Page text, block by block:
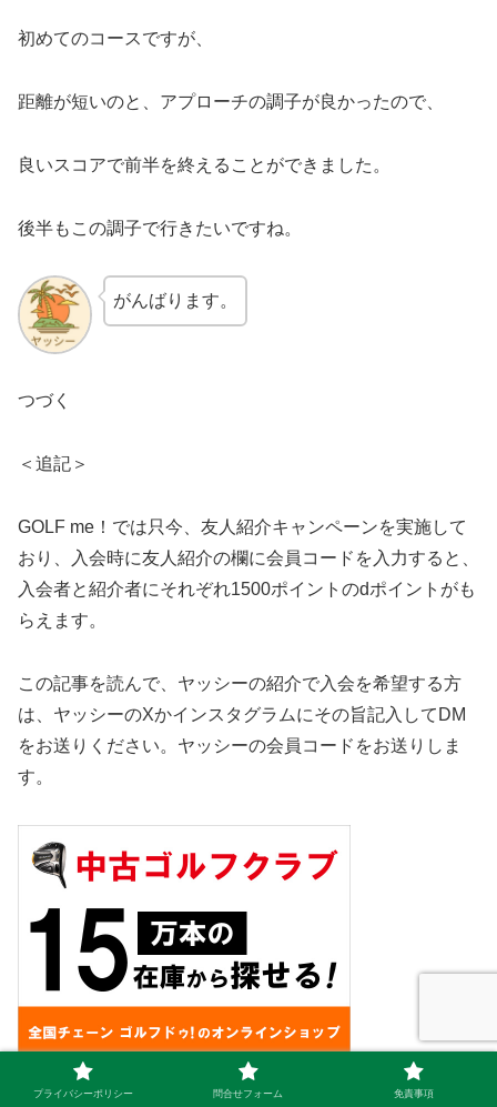
初めてのコースですが、
距離が短いのと、アプローチの調子が良かったので、
良いスコアで前半を終えることができました。
後半もこの調子で行きたいですね。
がんばります。
つづく
＜追記＞
GOLF me！では只今、友人紹介キャンペーンを実施して
おり、入会時に友人紹介の欄に会員コードを入力すると、
入会者と紹介者にそれぞれ1500ポイントのdポイントがも
らえます。
この記事を読んで、ヤッシーの紹介で入会を希望する方
は、ヤッシーのXかインスタグラムにその旨記入してDM
をお送りください。ヤッシーの会員コードをお送りしま
す。
プライバシーポリシー 問合せフォーム 免責事項